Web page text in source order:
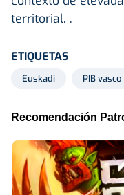
territorial. .
ETIQUETAS
Euskadi PIB vasco